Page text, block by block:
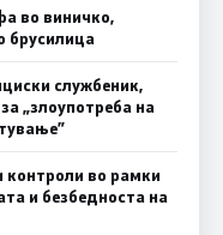
во виничко,
брусилица
службеник,
„злоупотреба на
контроли во рамки
и безбедноста на